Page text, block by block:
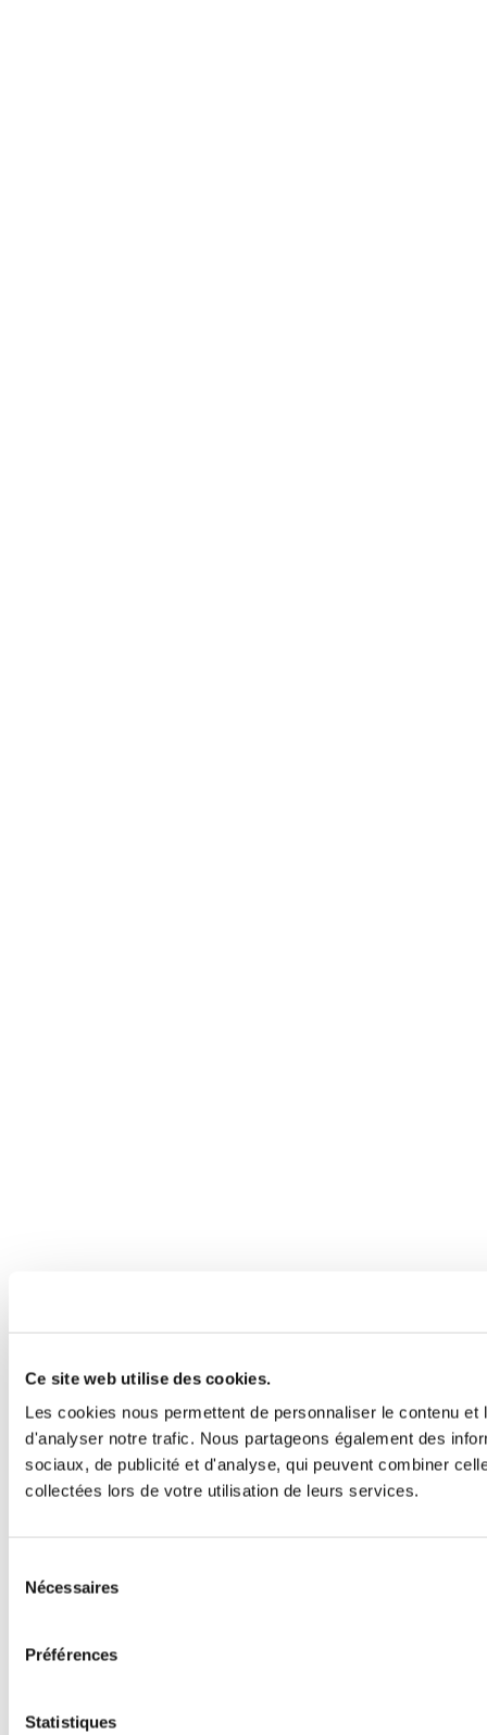
Ce site web utilise des cookies.
Les cookies nous permettent de personnaliser le contenu
d'analyser notre trafic. Nous partageons également des
sociaux, de publicité et d'analyse, qui peuvent combiner
collectées lors de votre utilisation de leurs services.
Nécessaires
Préférences
Statistiques